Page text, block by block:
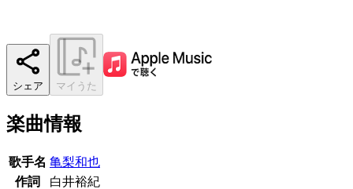
シェア マイうた
楽曲情報
歌手名 亀梨和也
作詞
白井裕紀